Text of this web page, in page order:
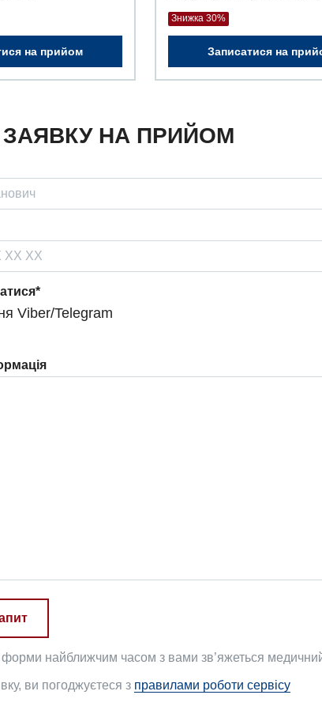
на прийом
Знижка 30%
Записатися на
НА ПРИЙОМ
Viber/Telegram
форми найближчим часом з вами зв’яжеться
ви погоджуєтеся з правилами роботи сервісу